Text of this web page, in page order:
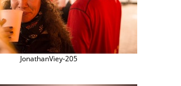
JonathanViey-205